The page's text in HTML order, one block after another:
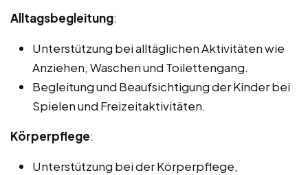
Alltagsbegleitung:
Unterstützung bei alltäglichen Aktivitäten wie
Anziehen, Waschen und Toilettengang.
Begleitung und Beaufsichtigung der Kinder bei
Spielen und Freizeitaktivitäten.
Körperpflege:
Unterstützung bei der Körperpflege,